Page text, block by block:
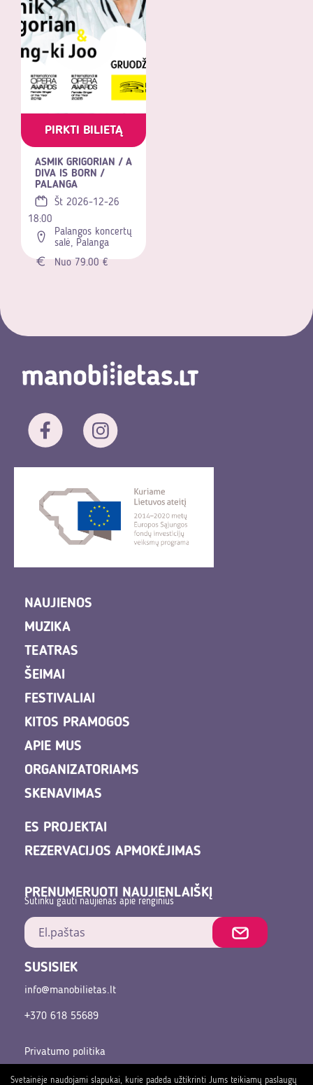
PIRKTI BILIETĄ
ASMIK GRIGORIAN / A
DIVA IS BORN /
PALANGA
Št 2026-12-26
18:00
Palangos koncertų
salė, Palanga
Nuo 79.00 €
NAUJIENOS
MUZIKA
TEATRAS
ŠEIMAI
FESTIVALIAI
KITOS PRAMOGOS
APIE MUS
ORGANIZATORIAMS
SKENAVIMAS
ES PROJEKTAI
REZERVACIJOS APMOKĖJIMAS
PRENUMERUOTI NAUJIENLAIŠKĮ
Sutinku gauti naujienas apie renginius
SUSISIEK
info@manobilietas.lt
+370 618 55689
Privatumo politika
Svetainėje naudojami slapukai, kurie padeda užtikrinti Jums teikiamų paslaugų